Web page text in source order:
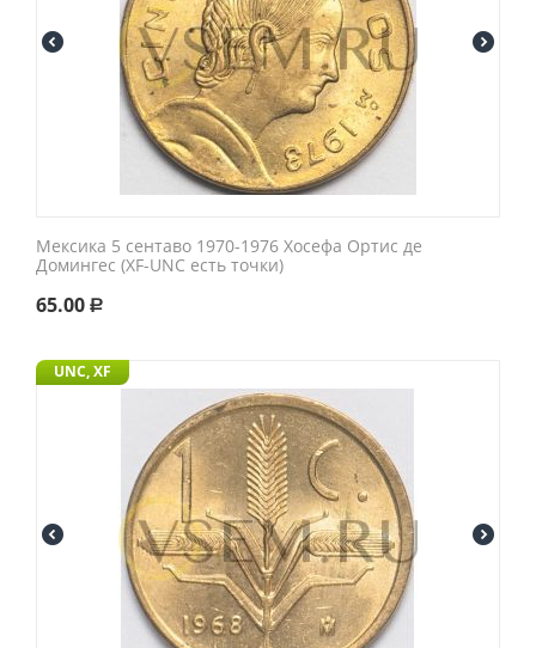
Мексика 5 сентаво 1970-1976 Хосефа Ортис де
Домингес (XF-UNC есть точки)
65.00 Р
UNC, XF